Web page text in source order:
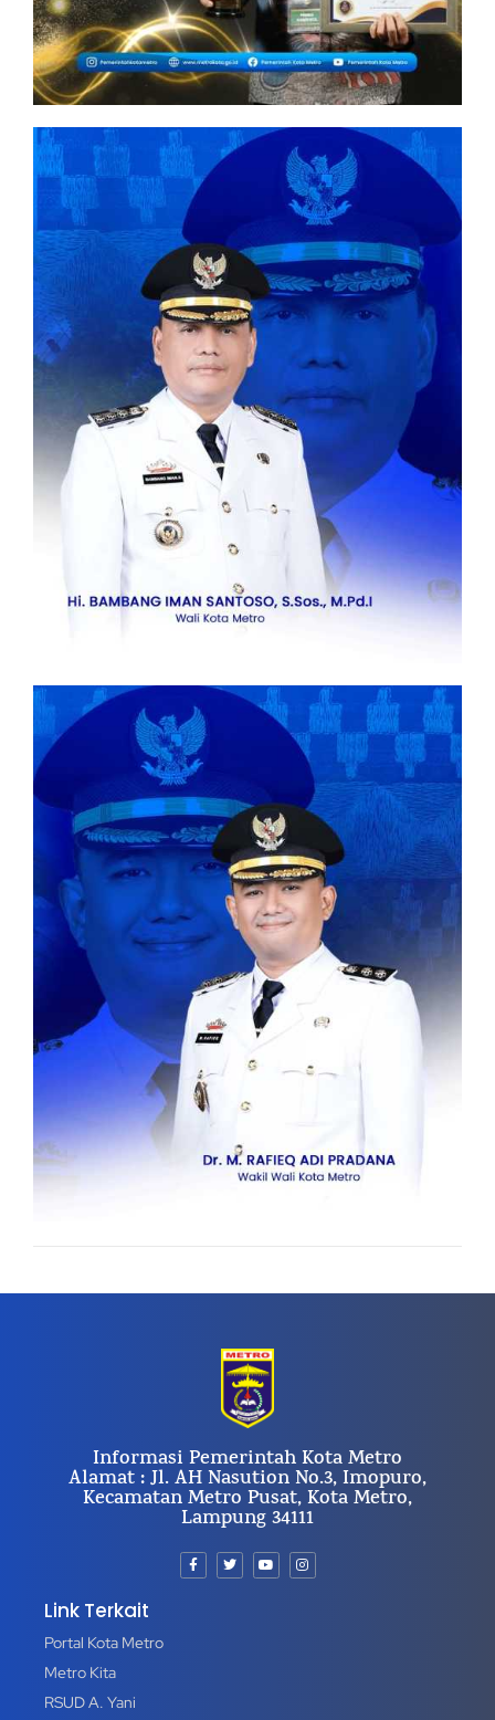
Informasi Pemerintah Kota Metro
Alamat : Jl. AH Nasution No.3, Imopuro,
Kecamatan Metro Pusat, Kota Metro,
Lampung 34111
Link Terkait
Portal Kota Metro
Metro Kita
RSUD A. Yani